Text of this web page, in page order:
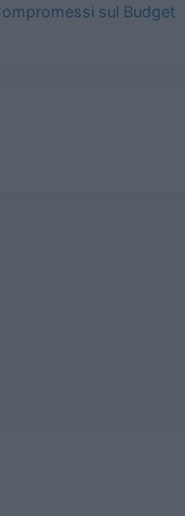
sul Budget